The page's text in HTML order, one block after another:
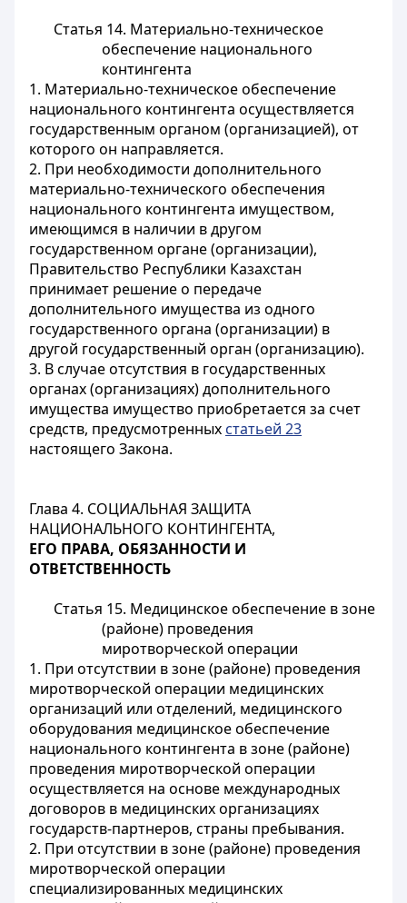
Статья 14. Материально-техническое
обеспечение национального
контингента
1. Материально-техническое обеспечение
национального контингента осуществляется
государственным органом (организацией), от
которого он направляется.
2. При необходимости дополнительного
материально-технического обеспечения
национального контингента имуществом,
имеющимся в наличии в другом
государственном органе (организации),
Правительство Республики Казахстан
принимает решение о передаче
дополнительного имущества из одного
государственного органа (организации) в
другой государственный орган (организацию).
3. В случае отсутствия в государственных
органах (организациях) дополнительного
имущества имущество приобретается за счет
средств, предусмотренных статьей 23
настоящего Закона.
Глава 4. СОЦИАЛЬНАЯ ЗАЩИТА
НАЦИОНАЛЬНОГО КОНТИНГЕНТА,
ЕГО ПРАВА, ОБЯЗАННОСТИ И
ОТВЕТСТВЕННОСТЬ
Статья 15. Медицинское обеспечение в зоне
(районе) проведения
миротворческой операции
1. При отсутствии в зоне (районе) проведения
миротворческой операции медицинских
организаций или отделений, медицинского
оборудования медицинское обеспечение
национального контингента в зоне (районе)
проведения миротворческой операции
осуществляется на основе международных
договоров в медицинских организациях
государств-партнеров, страны пребывания.
2. При отсутствии в зоне (районе) проведения
миротворческой операции
специализированных медицинских